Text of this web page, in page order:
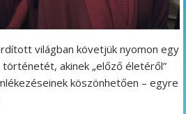
világban követjük nyomon egy
akinek „előző életéről”
köszönhetően – egyre